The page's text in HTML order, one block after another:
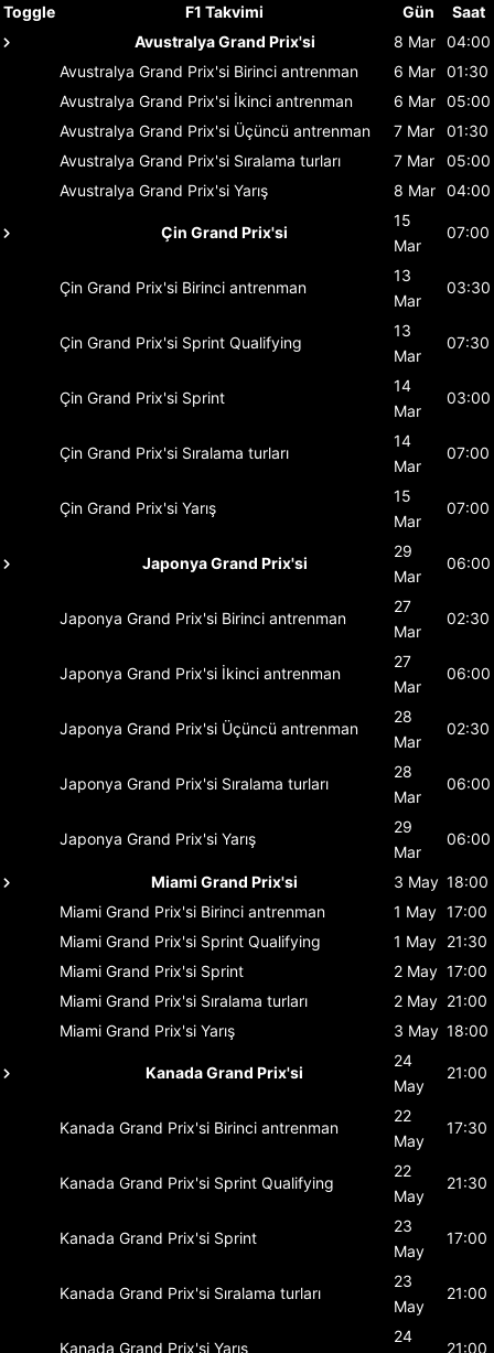
Toggle F1 Takvimi Gün
Saat
Avustralya Grand Prix'si
8 Mar 04:00
Avustralya Grand Prix'si Birinci antrenman 6 Mar 01:30
Avustralya Grand Prix'si İkinci antrenman 6 Mar 05:00
Avustralya Grand Prix'si Üçüncü antrenman 7 Mar
01:30
Avustralya Grand Prix'si Sıralama turları 7 Mar
05:00
Avustralya Grand Prix'si Yarış 8 Mar 04:00
Çin Grand Prix'si
15
Mar
07:00
Çin Grand Prix'si Birinci antrenman
13
Mar
03:30
Çin Grand Prix'si Sprint Qualifying
13
Mar
07:30
Çin Grand Prix'si Sprint
14
Mar
03:00
Çin Grand Prix'si Sıralama turları
14
Mar
07:00
Çin Grand Prix'si Yarış
15
Mar
07:00
Japonya Grand Prix'si
29
Mar
06:00
Japonya Grand Prix'si Birinci antrenman
27
Mar
02:30
Japonya Grand Prix'si İkinci antrenman
27
Mar
06:00
Japonya Grand Prix'si Üçüncü antrenman
28
Mar
02:30
Japonya Grand Prix'si Sıralama turları
28
Mar
06:00
Japonya Grand Prix'si Yarış
29
Mar
06:00
Miami Grand Prix'si 3 May 18:00
Miami Grand Prix'si Birinci antrenman 1 May 17:00
Miami Grand Prix'si Sprint Qualifying 1 May 21:30
Miami Grand Prix'si Sprint 2 May 17:00
Miami Grand Prix'si Sıralama turları 2 May 21:00
Miami Grand Prix'si Yarış 3 May 18:00
Kanada Grand Prix'si
24
May
21:00
Kanada Grand Prix'si Birinci antrenman
22
May
17:30
Kanada Grand Prix'si Sprint Qualifying
22
May
21:30
Kanada Grand Prix'si Sprint
23
May
17:00
Kanada Grand Prix'si Sıralama turları
23
May
21:00
Kanada Grand Prix'si Yarış
24
21:00